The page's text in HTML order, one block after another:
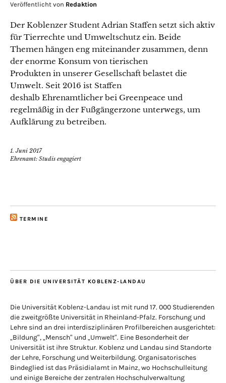
Veröffentlicht von Redaktion
Der Koblenzer Student Adrian Staffen setzt sich aktiv
für Tierrechte und Umweltschutz ein. Beide
Themen hängen eng miteinander zusammen, denn
der enorme Konsum von tierischen
Produkten in unserer Gesellschaft belastet die
Umwelt. Seit 2016 ist Staffen
deshalb Ehrenamtlicher bei Greenpeace und
regelmäßig in der Fußgängerzone unterwegs, um
Aufklärung zu betreiben.
1. Juni 2017
Ehrenamt: Studis engagiert
TERMINE
ÜBER DIE UNIVERSITÄT KOBLENZ-LANDAU
Die Universität Koblenz-Landau ist mit rund 17. 000 Studierenden
die zweitgrößte Universität in Rheinland-Pfalz. Forschung und
Lehre sind an drei interdisziplinären Profilbereichen ausgerichtet:
„Bildung“, „Mensch“ und „Umwelt“. Eine Besonderheit der
Universität ist ihre Struktur. Koblenz und Landau sind Standorte
der Lehre, Forschung und Weiterbildung. Organisatorisches
Bindeglied ist das Präsidialamt in Mainz, wo Hochschulleitung
und einige Bereiche der zentralen Hochschulverwaltung